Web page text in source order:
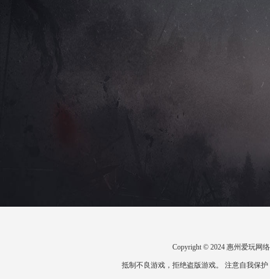
Copyright © 2024 惠州爱玩网
抵制不良游戏，拒绝盗版游戏。 注意自我保